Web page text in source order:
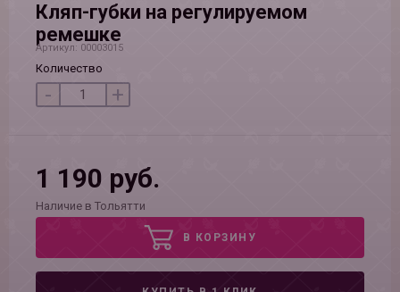
Кляп-губки на регулируемом
ремешке
Артикул: 00003015
Количество
- +
1 190 руб.
Наличие в Тольятти
В КОРЗИНУ